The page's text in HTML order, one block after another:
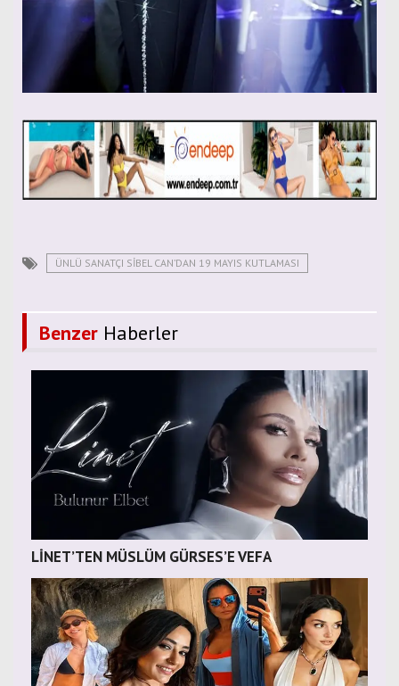
ÜNLÜ SANATÇI SİBEL CAN’DAN 19 MAYIS KUTLAMASI
Benzer Haberler
LİNET’TEN MÜSLÜM GÜRSES’E VEFA